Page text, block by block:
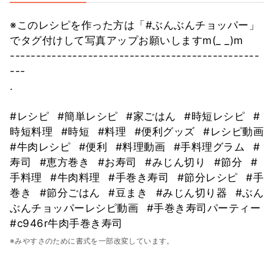
※このレシピを作った方は「#ぶんぶんチョッパー」
でタグ付けして写真アップお願いしますm(_ _)m⠀
------------------------------------------------
---⠀
. ⠀
#レシピ #簡単レシピ #家ごはん #時短レシピ
#
時短料理
#時短 #料理 #便利グッズ
#レシピ動画
#牛肉レシピ
#便利 #料理動画 #手料理グラム
#
寿司
#恵方巻き #お寿司 #みじん切り #節分
#
手料理
#牛肉料理 #手巻き寿司 #節分レシピ
#手
巻き
#節分ごはん #豆まき #みじん切り器
#ぶん
ぶんチョッパーレシピ動画
#手巻き寿司パーティー
#c946r牛肉手巻き寿司
※みやすさのために書式を一部改変しています。